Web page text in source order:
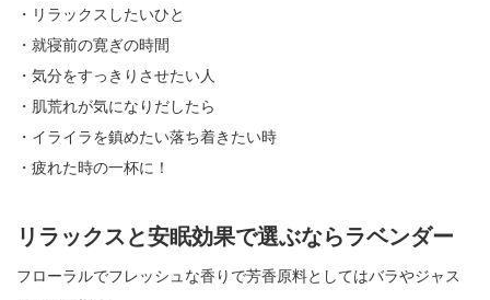
・リラックスしたいひと
・就寝前の寛ぎの時間
・気分をすっきりさせたい人
・肌荒れが気になりだしたら
・イライラを鎮めたい落ち着きたい時
・疲れた時の一杯に！
リラックスと安眠効果で選ぶならラベンダー
フローラルでフレッシュな香りで芳香原料としてはバラやジャス